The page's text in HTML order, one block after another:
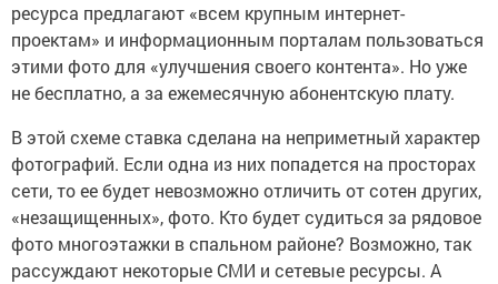
ресурса предлагают «всем крупным интернет-
проектам» и информационным порталам пользоваться
этими фото для «улучшения своего контента». Но уже
не бесплатно, а за ежемесячную абонентскую плату.
В этой схеме ставка сделана на неприметный характер
фотографий. Если одна из них попадется на просторах
сети, то ее будет невозможно отличить от сотен других,
«незащищенных», фото. Кто будет судиться за рядовое
фото многоэтажки в спальном районе? Возможно, так
рассуждают некоторые СМИ и сетевые ресурсы. А